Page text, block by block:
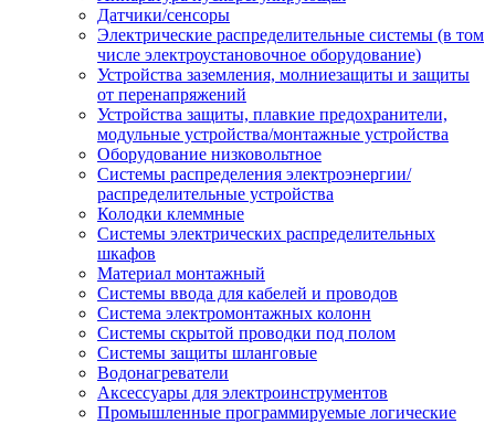
Датчики/сенсоры
Электрические распределительные системы (в том
числе электроустановочное оборудование)
Устройства заземления, молниезащиты и защиты
от перенапряжений
Устройства защиты, плавкие предохранители,
модульные устройства/монтажные устройства
Оборудование низковольтное
Системы распределения электроэнергии/
распределительные устройства
Колодки клеммные
Системы электрических распределительных
шкафов
Материал монтажный
Системы ввода для кабелей и проводов
Система электромонтажных колонн
Системы скрытой проводки под полом
Системы защиты шланговые
Водонагреватели
Аксессуары для электроинструментов
Промышленные программируемые логические